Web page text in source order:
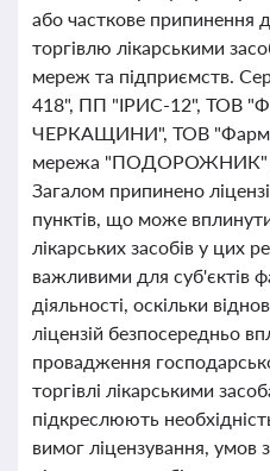
або часткове припинення
торгівлю лікарськими
мереж та підприємств.
418", ПП "ІРИС-12", ТОВ
ЧЕРКАЩИНИ", ТОВ
мережа "ПОДОРОЖНИК" у
Загалом припинено
пунктів, що може
лікарських засобів у цих
важливими для суб'єктів
діяльності, оскільки
ліцензій безпосередньо
провадження
торгівлі лікарськими
підкреслюють
вимог ліцензування, умов